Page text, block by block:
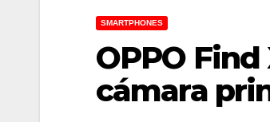
SMARTPHONES
OPPO
cámara